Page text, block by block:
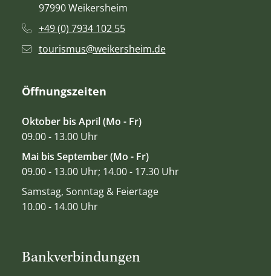
Bankverbindungen
97990 Weikersheim
+49 (0) 7934 102 55
tourismus@weikersheim.de
Öffnungszeiten
Oktober bis April (Mo - Fr)
09.00 - 13.00 Uhr
Mai bis September (Mo - Fr)
09.00 - 13.00 Uhr; 14.00 - 17.30 Uhr
Samstag, Sonntag & Feiertage
10.00 - 14.00 Uhr